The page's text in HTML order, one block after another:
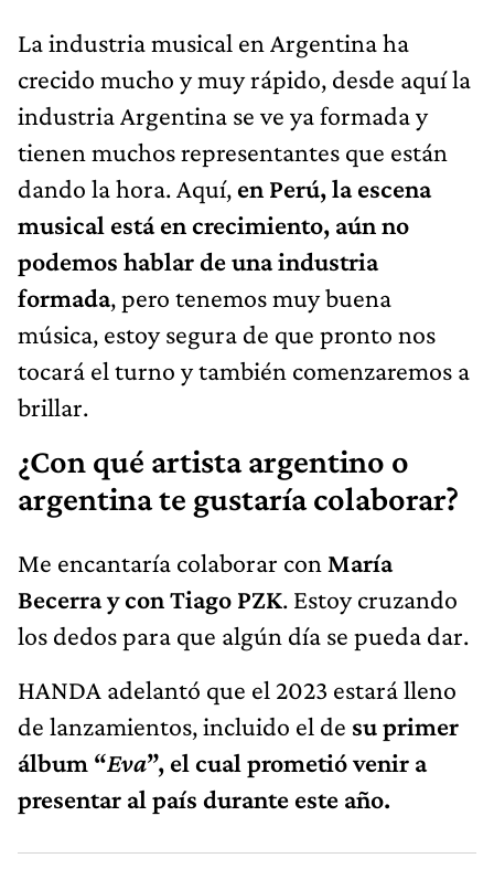
La industria musical en Argentina ha
crecido mucho y muy rápido, desde aquí la
industria Argentina se ve ya formada y
tienen muchos representantes que están
dando la hora. Aquí, en Perú, la escena
musical está en crecimiento, aún no
podemos hablar de una industria
formada, pero tenemos muy buena
música, estoy segura de que pronto nos
tocará el turno y también comenzaremos a
brillar.
¿Con qué artista argentino o
argentina te gustaría colaborar?
Me encantaría colaborar con María
Becerra y con Tiago PZK. Estoy cruzando
los dedos para que algún día se pueda dar.
HANDA adelantó que el 2023 estará lleno
de lanzamientos, incluido el de su primer
álbum “Eva”, el cual prometió venir a
presentar al país durante este año.